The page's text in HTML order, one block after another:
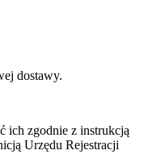
dostawy.
ich zgodnie z instrukcją
Urzędu Rejestracji